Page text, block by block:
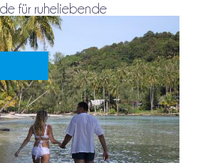
für ruheliebende